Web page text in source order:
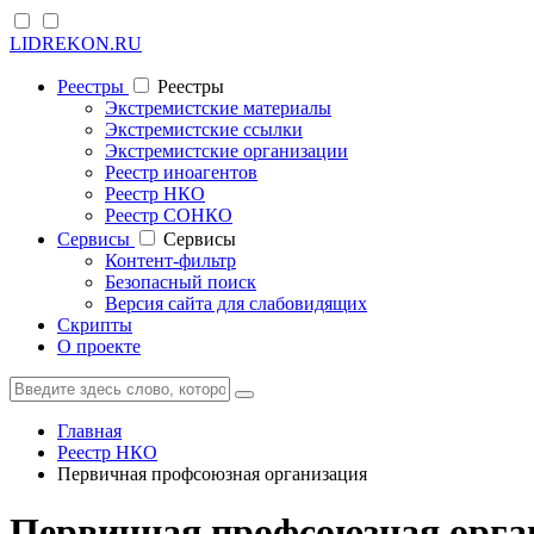
LIDREKON.RU
Реестры
Реестры
Экстремистские материалы
Экстремистские ссылки
Экстремистские организации
Реестр иноагентов
Реестр НКО
Реестр СОНКО
Cервисы
Cервисы
Контент-фильтр
Безопасный поиск
Версия сайта для слабовидящих
Скрипты
О проекте
Главная
Реестр НКО
Первичная профсоюзная организация